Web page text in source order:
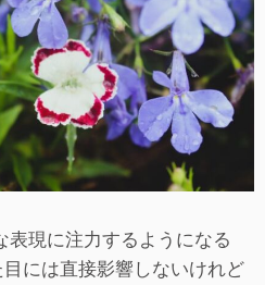
現に注力するようになる
には直接影響しないけれど